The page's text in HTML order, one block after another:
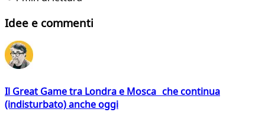
Idee e commenti
Il Great Game tra Londra e Mosca che continua
(indisturbato) anche oggi